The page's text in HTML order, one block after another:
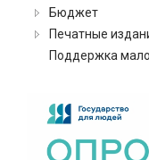
Бюджет
Печатные
Поддержка